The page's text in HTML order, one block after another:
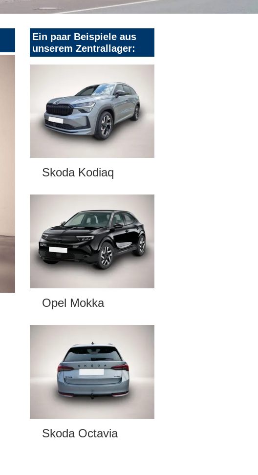
Ein paar Beispiele aus
unserem Zentrallager:
Skoda Kodiaq
Opel Mokka
Skoda Octavia